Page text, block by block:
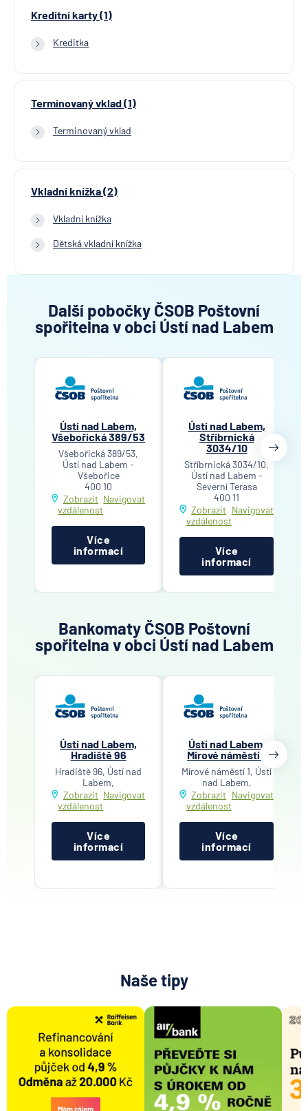
Kreditní karty (1)
Kreditka
Termínovaný vklad (1)
Terminovaný vklad
Vkladní knížka (2)
Vkladní knížka
Dětská vkladní knížka
Další pobočky ČSOB Poštovní
spořitelna v obci Ústí nad Labem
Ústí nad Labem,
Všebořická 389/53
Všebořická 389/53,
Ústí nad Labem -
Všebořice
400 10
Zobrazit
vzdálenost
Navigovat
Více
informací
Ústí nad Labem,
Stříbrnická
3034/10
Stříbrnická 3034/10,
Ústí nad Labem -
Severní Terasa
400 11
Zobrazit
vzdálenost
Navigovat
Více
informací
Bankomaty ČSOB Poštovní
spořitelna v obci Ústí nad Labem
Ústí nad Labem,
Hradiště 96
Hradiště 96, Ústí nad
Labem,
Zobrazit
vzdálenost
Navigovat
Více
informací
Ústí nad Labem,
Mírové náměstí 1
Mírové náměstí 1, Ústí
nad Labem,
Zobrazit
vzdálenost
Navigovat
Více
informací
Naše tipy